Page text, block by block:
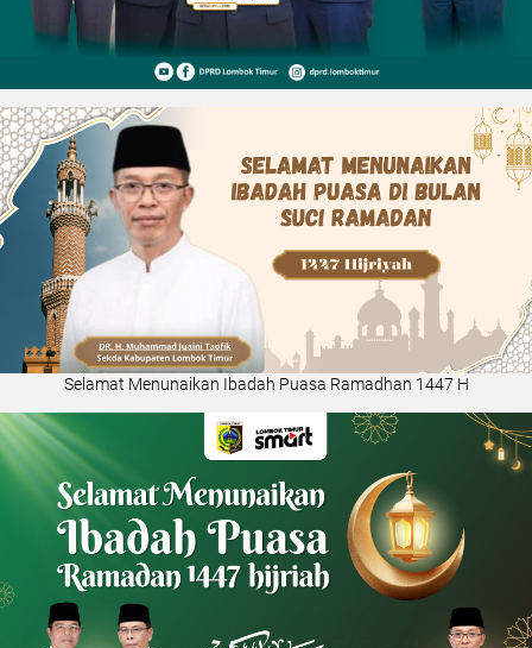
Selamat Menunaikan Ibadah Puasa Ramadhan 1447 H